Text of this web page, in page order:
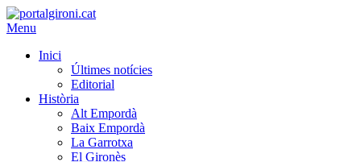
Menu
Inici
Últimes notícies
Editorial
Història
Alt Empordà
Baix Empordà
La Garrotxa
El Gironès